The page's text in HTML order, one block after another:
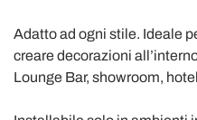
Adatto ad ogni stile. Ideale
creare decorazioni
Lounge Bar, showroom,